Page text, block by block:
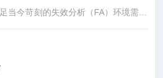
当今苛刻的失效分析（FA）环境需求
非数小时或数天内完成故障定位。